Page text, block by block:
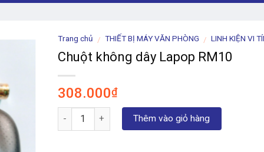
Trang chủ / THIẾT BỊ MÁY VĂN PHÒNG / LINH KIỆN VI
Chuột không dây Lapop RM10
308.000₫
Số lượng Thêm vào giỏ hàng